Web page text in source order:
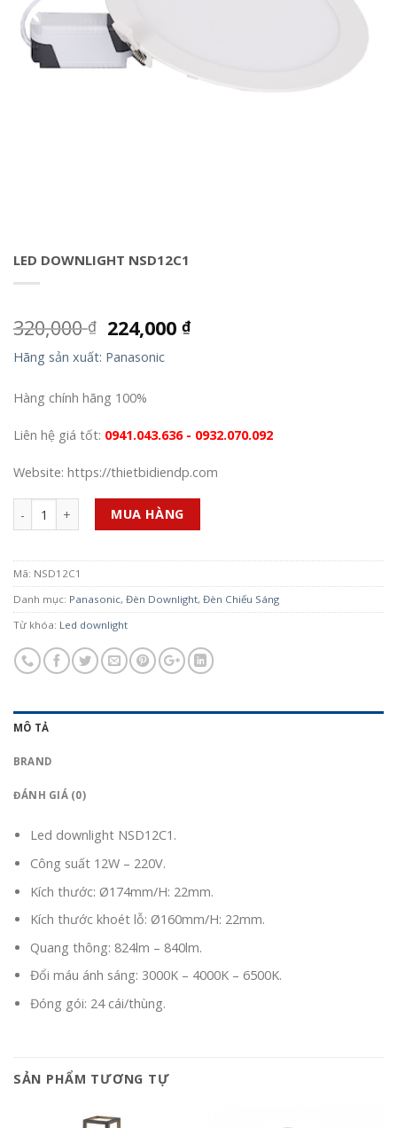
LED DOWNLIGHT NSD12C1
320,000₫ 224,000₫
Hãng sản xuất: Panasonic
Hàng chính hãng 100%
Liên hệ giá tốt: 0941.043.636 - 0932.070.092
Website: https://thietbidiendp.com
Số lượng MUA HÀNG
Mã: NSD12C1
Danh mục: Panasonic, Đèn Downlight, Đèn Chiếu Sáng
Từ khóa: Led downlight
MÔ TẢ
BRAND
ĐÁNH GIÁ (0)
Led downlight NSD12C1.
Công suất 12W – 220V.
Kích thước: Ø174mm/H: 22mm.
Kích thước khoét lỗ: Ø160mm/H: 22mm.
Quang thông: 824lm – 840lm.
Đổi máu ánh sáng: 3000K – 4000K – 6500K.
Đóng gói: 24 cái/thùng.
SẢN PHẨM TƯƠNG TỰ